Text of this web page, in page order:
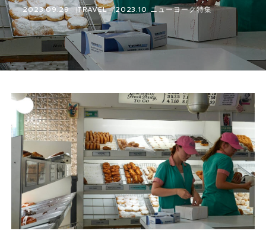
2023.09.29 TRAVEL 2023.10 ニューヨーク特集